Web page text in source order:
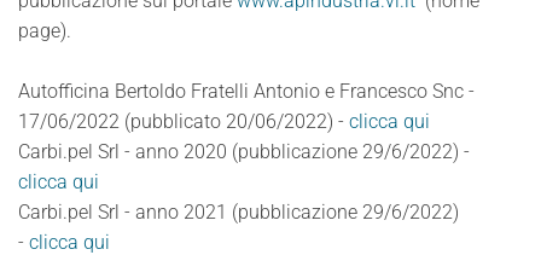
page).
Autofficina Bertoldo Fratelli Antonio e Francesco Snc -
17/06/2022 (pubblicato 20/06/2022) - clicca qui
Carbi.pel Srl - anno 2020 (pubblicazione 29/6/2022) -
clicca qui
Carbi.pel Srl - anno 2021 (pubblicazione 29/6/2022)
- clicca qui